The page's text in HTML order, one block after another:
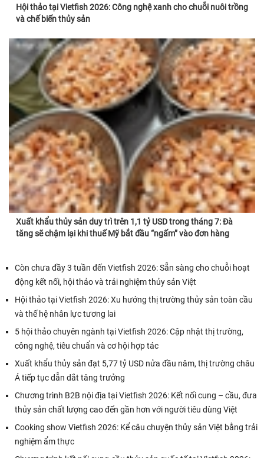
Hội thảo tại Vietfish 2026: Công nghệ xanh cho chuỗi nuôi trồng
và chế biến thủy sản
Xuất khẩu thủy sản duy trì trên 1,1 tỷ USD trong tháng 7: Đà
tăng sẽ chậm lại khi thuế Mỹ bắt đầu “ngấm” vào đơn hàng
Còn chưa đầy 3 tuần đến Vietfish 2026: Sẵn sàng cho chuỗi hoạt
động kết nối, hội thảo và trải nghiệm thủy sản Việt
Hội thảo tại Vietfish 2026: Xu hướng thị trường thủy sản toàn cầu
và thế hệ nhân lực tương lai
5 hội thảo chuyên ngành tại Vietfish 2026: Cập nhật thị trường,
công nghệ, tiêu chuẩn và cơ hội hợp tác
Xuất khẩu thủy sản đạt 5,77 tỷ USD nửa đầu năm, thị trường châu
Á tiếp tục dẫn dắt tăng trưởng
Chương trình B2B nội địa tại Vietfish 2026: Kết nối cung – cầu, đưa
thủy sản chất lượng cao đến gần hơn với người tiêu dùng Việt
Cooking show Vietfish 2026: Kể câu chuyện thủy sản Việt bằng trải
nghiệm ẩm thực